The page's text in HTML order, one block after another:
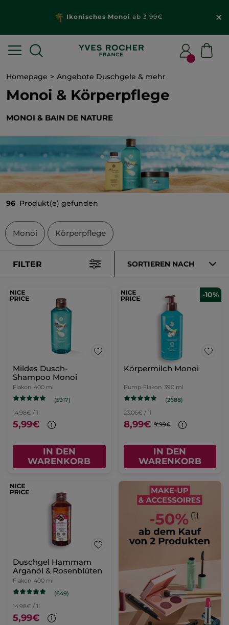
Wähle dein Geschenk
mit deiner Bestellung
Homepage Angebote Duschgele & mehr
Monoi & Körperpflege
MONOI & BAIN DE NATURE
96 Produkt(e) gefunden
Monoi Körperpflege
FILTER SORTIEREN NACH
Mildes Dusch-
Shampoo Monoi
Flakon 400 ml
(5917)
14,98€ / 1l
5,99€
IN DEN
WARENKORB
-10%
Körpermilch Monoi
Pump-Flakon 390 ml
(2688)
23,06€ / 1l
8,99€ 9,99€
IN DEN
WARENKORB
Duschgel Hammam
Arganöl & Rosenblüten
Flakon 400 ml
(649)
14,98€ / 1l
5,99€